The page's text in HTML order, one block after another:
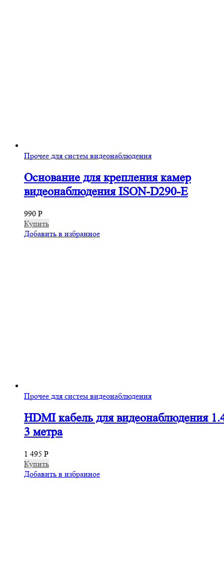
Прочее для систем видеонаблюдения
Основание для крепления камер
видеонаблюдения ISON-D290-E
990 Р
Купить
Добавить в избранное
Прочее для систем видеонаблюдения
HDMI кабель для видеонаблюдения
3 метра
1 495 Р
Купить
Добавить в избранное